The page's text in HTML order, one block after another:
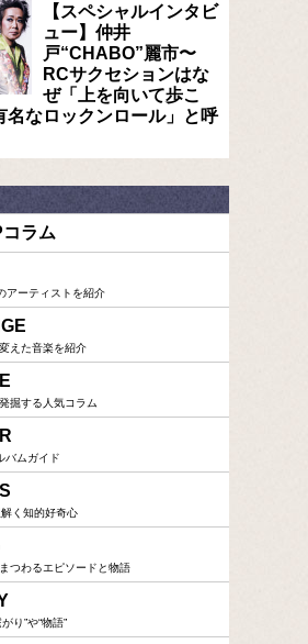
【スペシャルインタビ
ュー】仲井
戸“CHABO”麗市〜
RCサクセションはな
ぜ「上を向いて歩こ
名なロックンロール」と呼
ラム
アーティストを紹介
えた音楽を紹介
掘する人気コラム
バムガイド
解く知的好奇心
つわるエピソードと物語
り”や“物語”